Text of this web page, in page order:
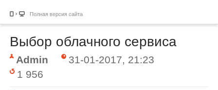
Полная версия сайта
Выбор облачного сервиса
Admin
31-01-2017, 21:23
1 956